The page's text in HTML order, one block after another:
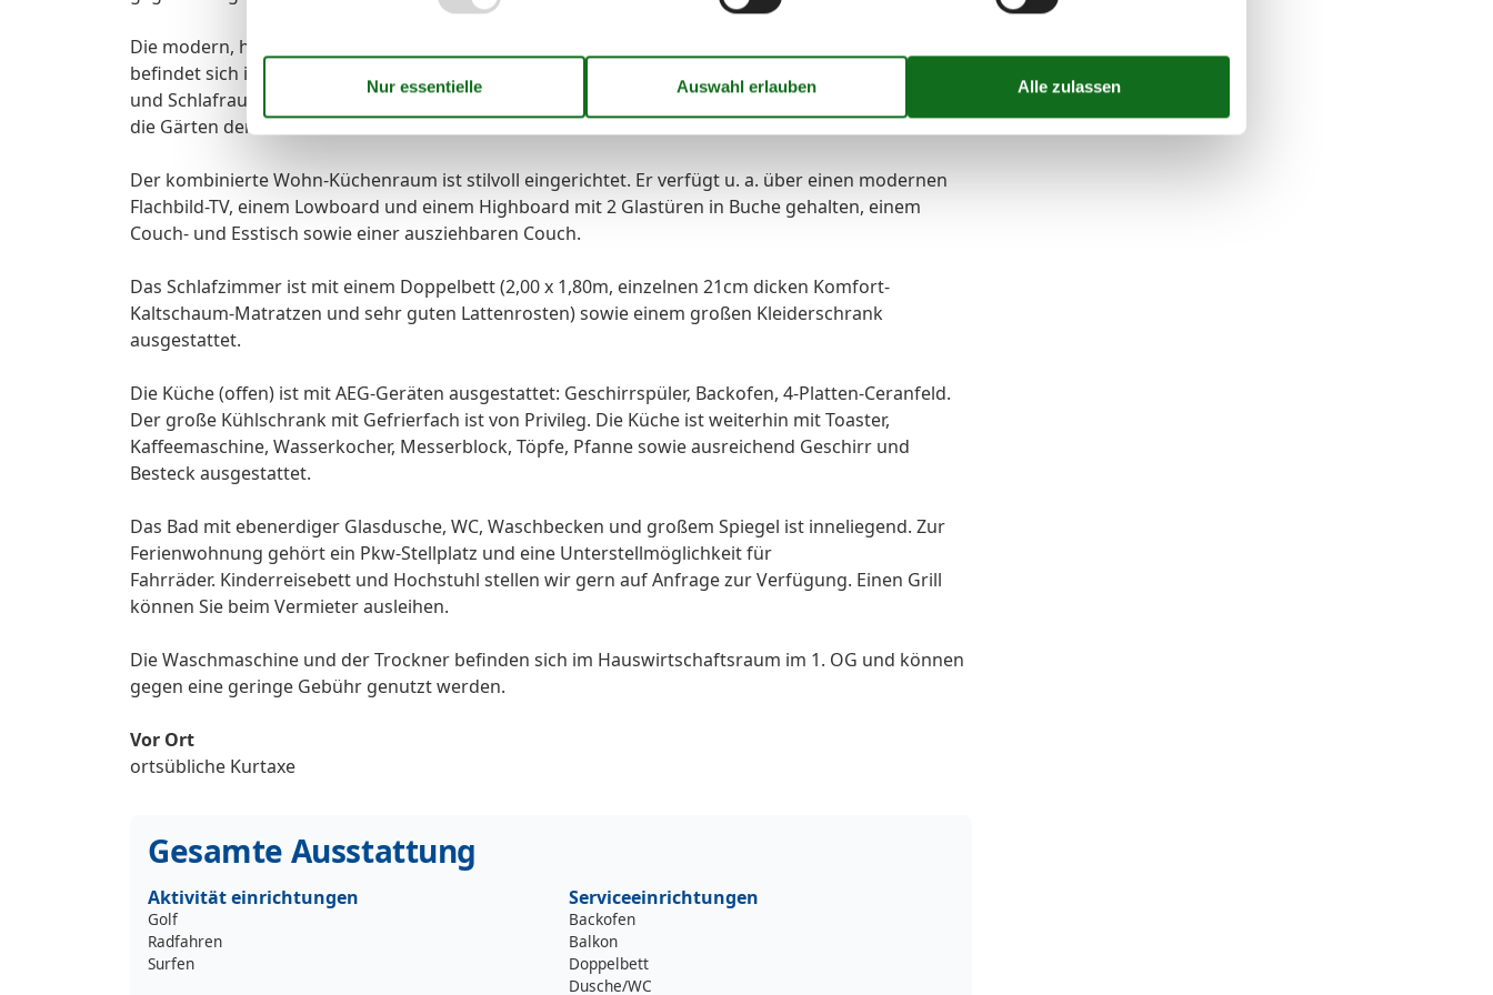
Die modern, hell und individuell ausgestattete ca. 40 qm große 2-Raum-Ferienwohnung in Wiek
befindet sich im 1. Obergeschoss in der Villa Wittow im Ort Wiek auf der Insel Rügen. Vom Wohn-
und Schlafraum gibt es direkten Zugang zum großen Balkon, von dem aus man einen Blick durch
die Gärten der benachbarten Wohnhäuser bis zum Wieker Bodden hat.
Der kombinierte Wohn-Küchenraum ist stilvoll eingerichtet. Er verfügt u. a. über einen modernen
Flachbild-TV, einem Lowboard und einem Highboard mit 2 Glastüren in Buche gehalten, einem
Couch- und Esstisch sowie einer ausziehbaren Couch.
Das Schlafzimmer ist mit einem Doppelbett (2,00 x 1,80m, einzelnen 21cm dicken Komfort-
Kaltschaum-Matratzen und sehr guten Lattenrosten) sowie einem großen Kleiderschrank
ausgestattet.
Die Küche (offen) ist mit AEG-Geräten ausgestattet: Geschirrspüler, Backofen, 4-Platten-Ceranfeld.
Der große Kühlschrank mit Gefrierfach ist von Privileg. Die Küche ist weiterhin mit Toaster,
Kaffeemaschine, Wasserkocher, Messerblock, Töpfe, Pfanne sowie ausreichend Geschirr und
Besteck ausgestattet.
Das Bad mit ebenerdiger Glasdusche, WC, Waschbecken und großem Spiegel ist inneliegend. Zur
Ferienwohnung gehört ein Pkw-Stellplatz und eine Unterstellmöglichkeit für
Fahrräder. Kinderreisebett und Hochstuhl stellen wir gern auf Anfrage zur Verfügung. Einen Grill
können Sie beim Vermieter ausleihen.
Die Waschmaschine und der Trockner befinden sich im Hauswirtschaftsraum im 1. OG und können
gegen eine geringe Gebühr genutzt werden.
Vor Ort
ortsübliche Kurtaxe
Gesamte Ausstattung
Aktivität einrichtungen
Golf
Radfahren
Surfen
Serviceeinrichtungen
Backofen
Balkon
Doppelbett
Dusche/WC